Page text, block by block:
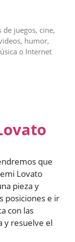
juegos, cine,
humor,
o Internet
que
Lovato
pieza y
posiciones e ir
con las
y resuelve el